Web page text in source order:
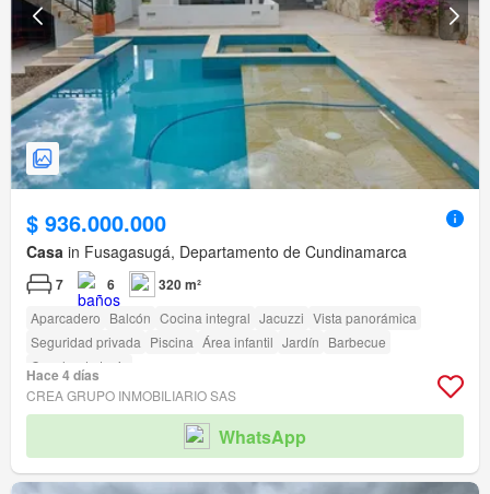
$ 936.000.000
Casa in Fusagasugá, Departamento de Cundinamarca
7 6 320 m²
Aparcadero Balcón Cocina integral Jacuzzi Vista panorámica
Seguridad privada Piscina Área infantil Jardín Barbecue
Cancha de tenis
Hace 4 días
CREA GRUPO INMOBILIARIO SAS
WhatsApp